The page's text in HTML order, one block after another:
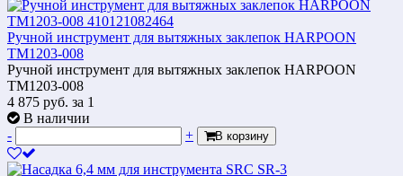
Ручной инструмент для вытяжных заклепок HARPOON
TM1203-008
Ручной инструмент для вытяжных заклепок HARPOON
TM1203-008
4 875 руб. за 1
В наличии
-
+ В корзину